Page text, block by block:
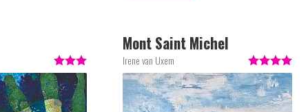
Irene van Uxem
Mont Saint Michel